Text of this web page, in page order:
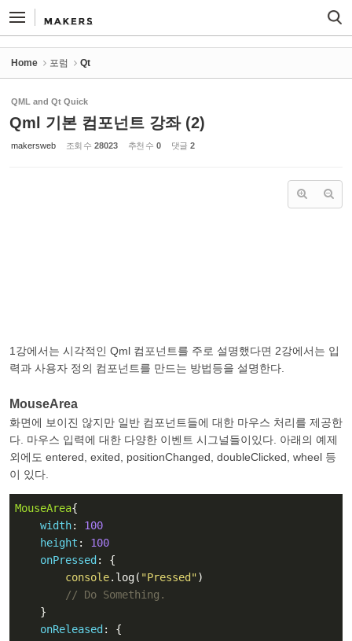
Home 포럼 Qt
QML and Qt Quick
Qml 기본 컴포넌트 강좌 (2)
makersweb 조회 수 28023 추천 수 0 댓글 2
1강에서는 시각적인 Qml 컴포넌트를 주로 설명했다면 2강에서는 입
력과 사용자 정의 컴포넌트를 만드는 방법등을 설명한다.
MouseArea
화면에 보이진 않지만 일반 컴포넌트들에 대한 마우스 처리를 제공한
다. 마우스 입력에 대한 다양한 이벤트 시그널들이있다. 아래의 예제
외에도 entered, exited, positionChanged, doubleClicked, wheel 등
이 있다.
MouseArea{
width: 100
height : 100
onPressed : {
console.log( "Pressed")
// Do Something.
    }
onReleased : {